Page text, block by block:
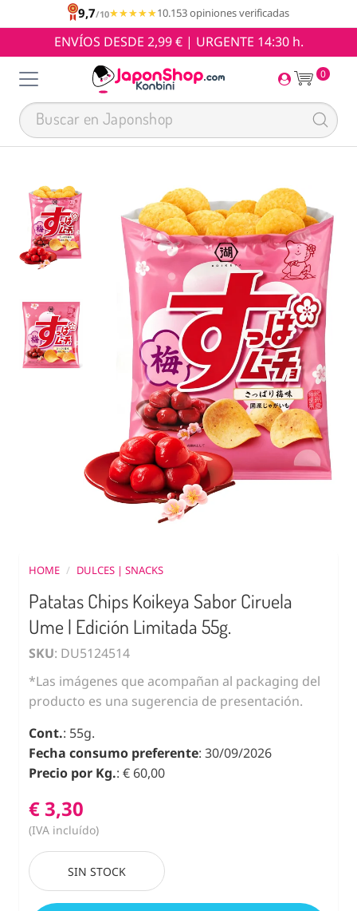
9,7/10★★★★★
★★★★★10.153 opiniones verificadas
ENVÍOS DESDE 2,99 € | URGENTE 14:30 h.
0
HOME / DULCES | SNACKS
Patatas Chips Koikeya Sabor Ciruela
Ume | Edición Limitada 55g.
SKU: DU5124514
*Las imágenes que acompañan al packaging del
producto es una sugerencia de presentación.
Cont.: 55g.
Fecha consumo preferente: 30/09/2026
Precio por Kg.: € 60,00
€ 3,30
(IVA incluído)
SIN STOCK